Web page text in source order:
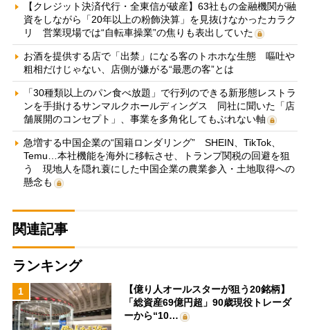
【クレジット決済代行・全東信が破産】63社もの金融機関が融
資をしながら「20年以上の粉飾決算」を見抜けなかったカラク
リ 営業現場では“自転車操業”の焦りも表出していた
お酒を提供する店で「出禁」になる客のトホホな生態 嘔吐や
粗相だけじゃない、店側が嫌がる“最悪の客”とは
「30種類以上のパン食べ放題」で行列のできる新形態レストラ
ンを手掛けるサンマルクホールディングス 同社に聞いた「店
舗展開のコンセプト」、事業を多角化してもぶれない軸
急増する中国企業の“国籍ロンダリング” SHEIN、TikTok、
Temu…本社機能を海外に移転させ、トランプ関税の回避を狙
う 現地人を隠れ蓑にした中国企業の農業参入・土地取得への
懸念も
関連記事
ランキング
1
【億り人オールスターが狙う20銘柄】
「総資産69億円超」90歳現役トレーダ
ーから“10…